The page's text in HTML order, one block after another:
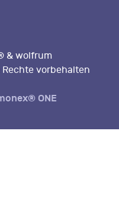
& wolfrum
vorbehalten
ONE